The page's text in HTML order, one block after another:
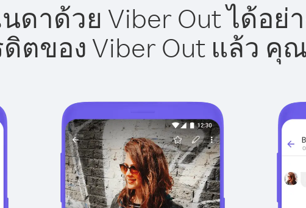
นดาด้วย Viber Out ได้อย่
ตของ Viber Out แล้ว คุ